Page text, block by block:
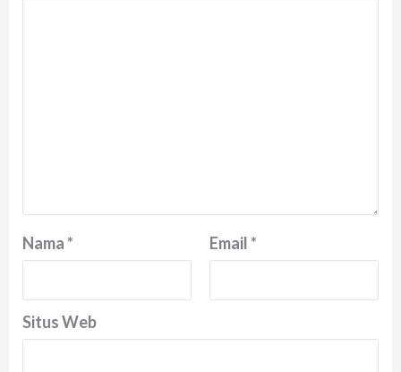
Nama* Email*
Situs Web